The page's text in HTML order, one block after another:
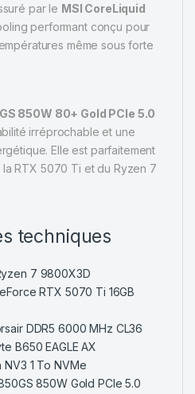
par le MSI CoreLiquid
performant conçu pour
même sous forte
850W 80+ Gold PCIe 5.0
irréprochable et une
Elle est parfaitement
RTX 5070 Ti et du Ryzen 7
techniques
7 9800X3D
RTX 5070 Ti 16GB
DDR5 6000 MHz CL36
B650 EAGLE AX
1 To NVMe
850W Gold PCIe 5.0